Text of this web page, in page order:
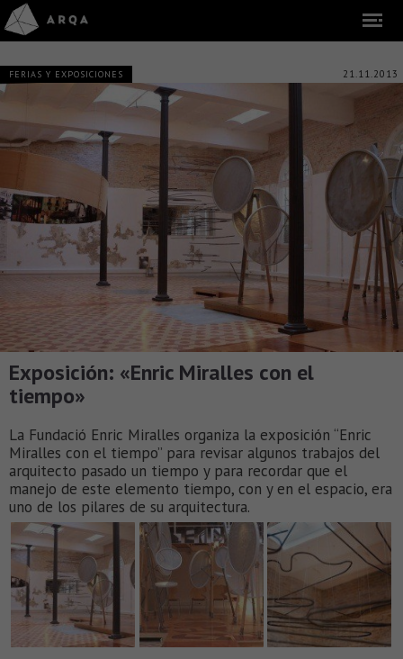
FERIAS Y EXPOSICIONES 21.11.2013
Exposición: «Enric Miralles con el
tiempo»
La Fundació Enric Miralles organiza la exposición “Enric
Miralles con el tiempo” para revisar algunos trabajos del
arquitecto pasado un tiempo y para recordar que el
manejo de este elemento tiempo, con y en el espacio, era
uno de los pilares de su arquitectura.